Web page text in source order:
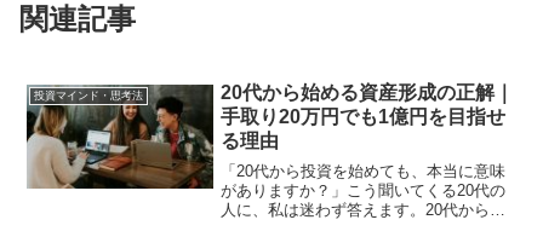
関連記事
投資マインド・思考法
20代から始める資産形成の正解｜
手取り20万円でも1億円を目指せ
る理由
「20代から投資を始めても、本当に意味
がありますか？」こう聞いてくる20代の
人に、私は迷わず答えます。20代から始